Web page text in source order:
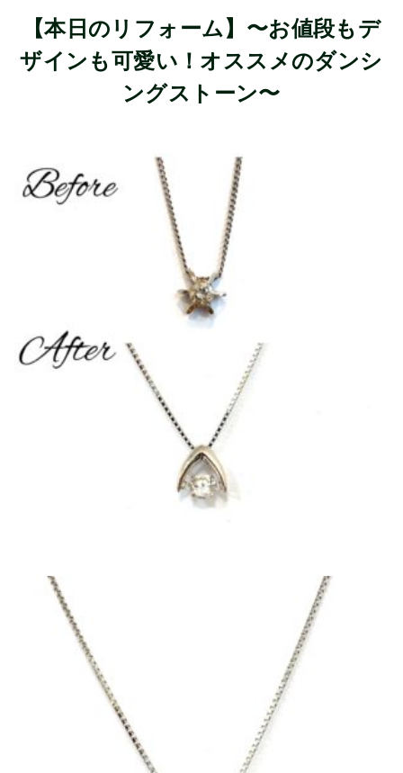
【本日のリフォーム】〜お値段もデ
ザインも可愛い！オススメのダンシ
ングストーン〜